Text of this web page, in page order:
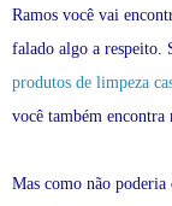
Ramos você vai
falado algo a respeito.
produtos de limpeza
você também encontra
Mas como não poderia